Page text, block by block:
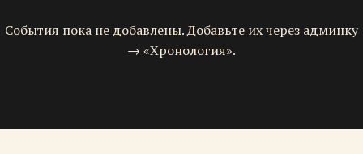
События пока не добавлены. Добавьте их через админку
→ «Хронология».